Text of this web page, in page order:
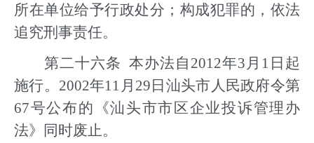
所在单位给予行政处分；构成犯罪的，依法
追究刑事责任。
第二十六条 本办法自2012年3月1日起
施行。2002年11月29日汕头市人民政府令第
67号公布的《汕头市市区企业投诉管理办
法》同时废止。